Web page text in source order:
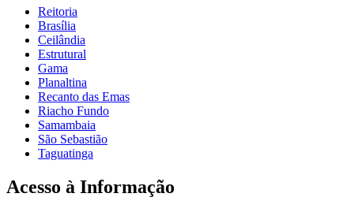
Reitoria
Brasília
Ceilândia
Estrutural
Gama
Planaltina
Recanto das Emas
Riacho Fundo
Samambaia
São Sebastião
Taguatinga
Acesso à Informação